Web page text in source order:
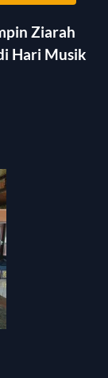
Ziarah
Hari Musik